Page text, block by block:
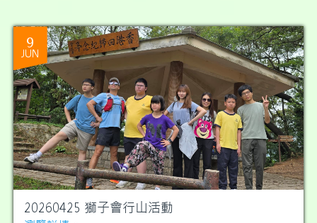
9
JUN
20260425 獅子會行山活動